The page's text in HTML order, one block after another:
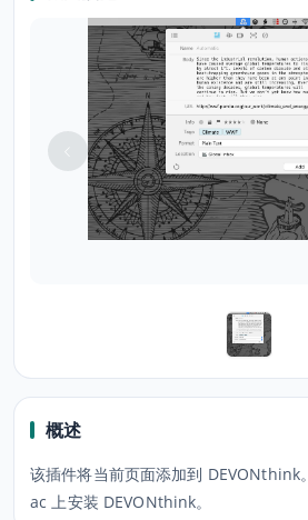
概述
该插件将当前页面添加到 DEVONthink
ac 上安装 DEVONthink。